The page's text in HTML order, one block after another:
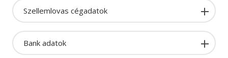
Szellemlovas cégadatok
Bank adatok